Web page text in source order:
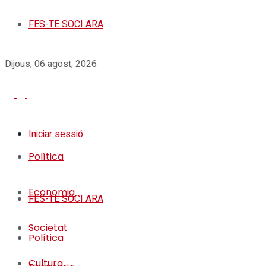
FES-TE SOCI ARA
Dijous, 06 agost, 2026
Iniciar sessió
Política
Economia
Societat
FES-TE SOCI ARA
Política